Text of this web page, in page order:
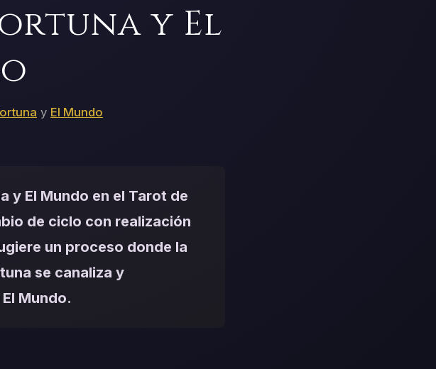
y El
y El Mundo
y El Mundo en el Tarot de
de ciclo con realización
un proceso donde la
se canaliza y
Mundo.